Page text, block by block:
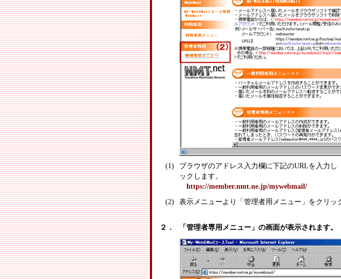
(1)
ブラウザのアドレス入力欄に下記のURLを入力
ックします。
https://member.nmt.ne.jp/mywebmail/
(2)
表示メニューより「管理者用メニュー」をクリッ
２． 「管理者専用メニュー」の画面が表示されます。